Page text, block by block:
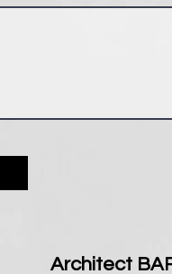
Architect